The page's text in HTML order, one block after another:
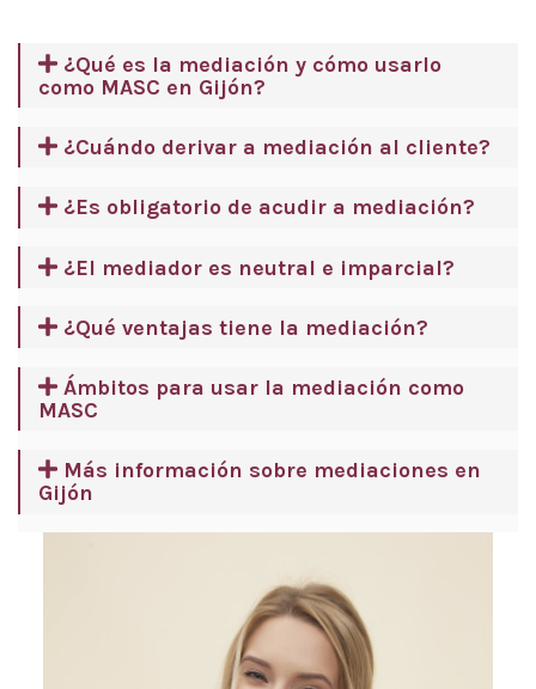
¿Qué es la mediación y cómo usarlo
como MASC en Gijón?
¿Cuándo derivar a mediación al cliente?
¿Es obligatorio de acudir a mediación?
¿El mediador es neutral e imparcial?
¿Qué ventajas tiene la mediación?
Ámbitos para usar la mediación como
MASC
Más información sobre mediaciones en
Gijón